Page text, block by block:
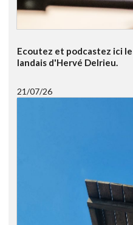
Ecoutez et podcastez ici
landais d'Hervé Delrieu.
21/07/26